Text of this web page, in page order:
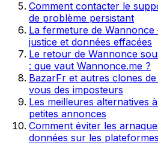
Comment contacter le
de problème persistant
La fermeture de
justice et données effacées
Le retour de Wannonce
: que vaut Wannonce.me ?
BazarFr et autres clones
vous des imposteurs
Les meilleures alternatives
petites annonces
Comment éviter les
données sur les